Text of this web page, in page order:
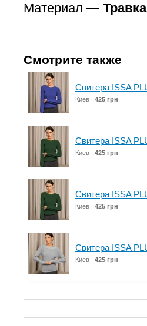
Материал — Травка
Смотрите также
Свитера ISSA
Киев 425 грн
Свитера ISSA
Киев 425 грн
Свитера ISSA
Киев 425 грн
Свитера ISSA
Киев 425 грн